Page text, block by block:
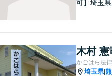
可】埼玉県
軽にご相
木村 憲
かごはら法
埼玉県|